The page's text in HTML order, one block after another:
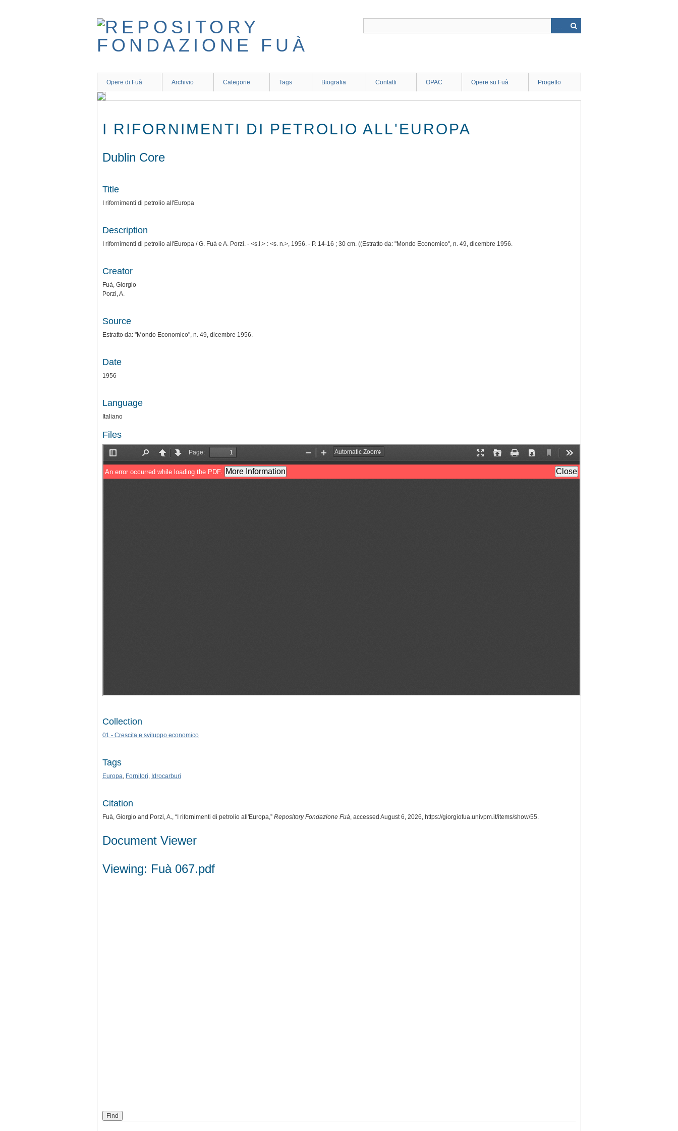
Opere di Fuà Archivio Categorie Tags Biografia Contatti OPAC Opere su Fuà Progetto
I RIFORNIMENTI DI PETROLIO ALL'EUROPA
Dublin Core
Title
I rifornimenti di petrolio all'Europa
Description
I rifornimenti di petrolio all'Europa / G. Fuà e A. Porzi. - <s.l.> : <s. n.>, 1956. - P. 14-16 ; 30 cm. ((Estratto da: "Mondo Economico", n. 49, dicembre 1956.
Creator
Fuà, Giorgio
Porzi, A.
Source
Estratto da: "Mondo Economico", n. 49, dicembre 1956.
Date
1956
Language
Italiano
Files
Collection
01 - Crescita e sviluppo economico
Tags
Europa, Fornitori, Idrocarburi
Citation
Fuà, Giorgio and Porzi, A., “I rifornimenti di petrolio all'Europa,” Repository Fondazione Fuà, accessed August 6, 2026, https://giorgiofua.univpm.it/items/show/55.
Document Viewer
Viewing: Fuà 067.pdf